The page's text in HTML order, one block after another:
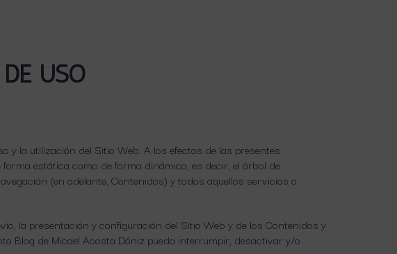
USO
y la utilización del Sitio Web. A los efectos de las presentes
estática como de forma dinámica, es decir, el árbol de
(en adelante, Contenidos) y todos aquellos servicios o
la presentación y configuración del Sitio Web y de los Contenidos y
Blog de Micael Acosta Dóniz pueda interrumpir, desactivar y/o